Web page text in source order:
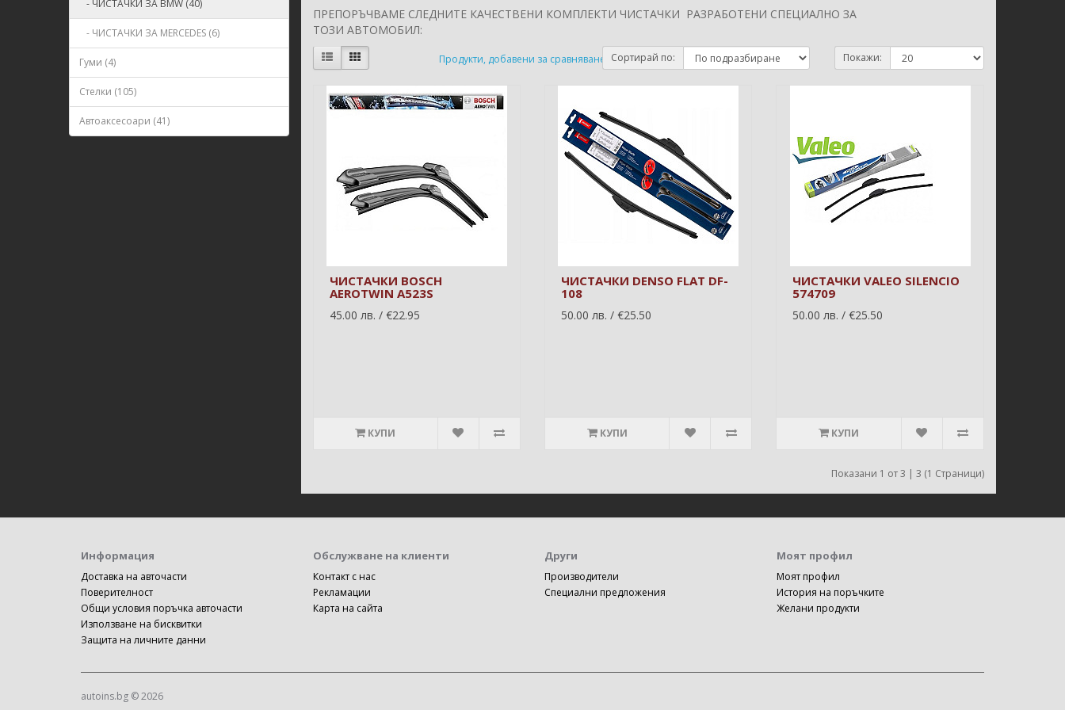
- ЧИСТАЧКИ ЗА BMW (40)
- ЧИСТАЧКИ ЗА MERCEDES (6)
Гуми (4)
Стелки (105)
Автоаксесоари (41)
ПРЕПОРЪЧВАМЕ СЛЕДНИТЕ КАЧЕСТВЕНИ КОМПЛЕКТИ ЧИСТАЧКИ РАЗРАБОТЕНИ СПЕЦИАЛНО ЗА
ТОЗИ АВТОМОБИЛ:
Продукти, добавени за сравняване: (0)Сортирай по: Покажи:
ЧИСТАЧКИ BOSCH
AEROTWIN A523S
45.00 лв. / €22.95
КУПИ
ЧИСТАЧКИ DENSO FLAT DF-
108
50.00 лв. / €25.50
КУПИ
ЧИСТАЧКИ VALEO SILENCIO
574709
50.00 лв. / €25.50
КУПИ
Показани 1 от 3 | 3 (1 Страници)
Информация
Доставка на авточасти
Поверителност
Общи условия поръчка авточасти
Използване на бисквитки
Защита на личните данни
Обслужване на клиенти
Контакт с нас
Рекламации
Карта на сайта
Други
Производители
Специални предложения
Моят профил
Моят профил
История на поръчките
Желани продукти
autoins.bg © 2026